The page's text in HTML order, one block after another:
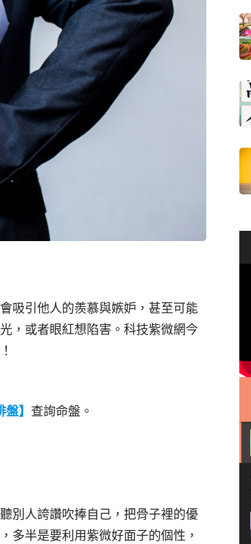
吸引他人的羨慕與嫉妒，甚至可能
，或者眼紅想陷害。科技紫微網今
盤】 查詢命盤。
別人誇讚吹捧自己，把骨子裡的優
多半是要利用紫微好面子的個性，